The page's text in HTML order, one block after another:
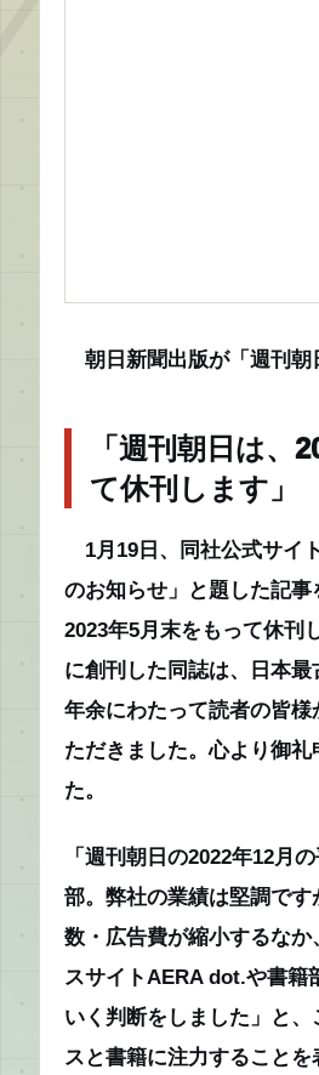
朝日新聞出版が「週刊朝
「週刊朝日は、
て休刊します」
1月19日、同社公式サイ
のお知らせ」と題した記事
2023年5月末をもって休刊
に創刊した同誌は、日本
年余にわたって読者の皆
ただきました。心より御
た。
「週刊朝日の2022年12月
部。弊社の業績は堅調で
数・広告費が縮小するな
スサイトAERA dot.や書籍
いく判断をしました」と
スと書籍に注力することを